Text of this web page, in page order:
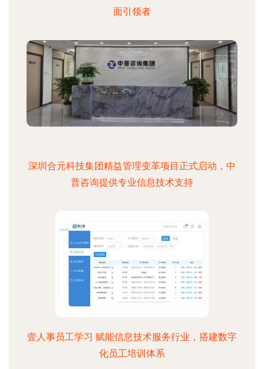
面引领者
深圳合元科技集团精益管理变革项目正式启动，中
普咨询提供专业信息技术支持
壹人事员工学习 赋能信息技术服务行业，搭建数字
化员工培训体系